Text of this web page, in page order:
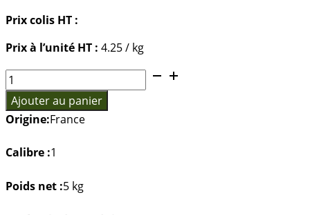
Prix colis HT :
Prix à l’unité HT : 4.25 / kg
quantité
de
Épinards
Frais
Ajouter au panier
Origine:France
Calibre :1
Poids net :5 kg